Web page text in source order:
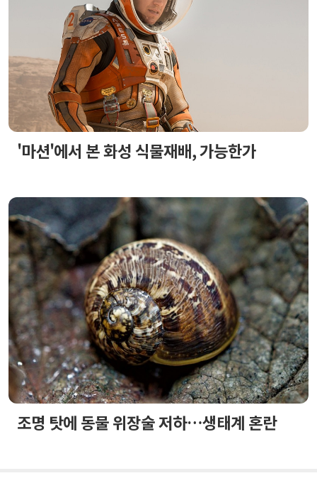
'마션'에서 본 화성 식물재배, 가능한가
조명 탓에 동물 위장술 저하…생태계 혼란